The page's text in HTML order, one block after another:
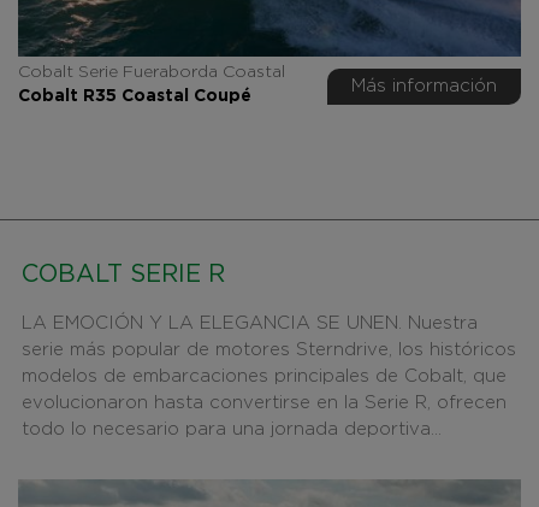
Cobalt Serie Fueraborda Coastal
Cobalt R35 Coastal Coupé
Más información
COBALT SERIE R
LA EMOCIÓN Y LA ELEGANCIA SE UNEN. Nuestra
serie más popular de motores Sterndrive, los históricos
modelos de embarcaciones principales de Cobalt, que
evolucionaron hasta convertirse en la Serie R, ofrecen
todo lo necesario para una jornada deportiva...